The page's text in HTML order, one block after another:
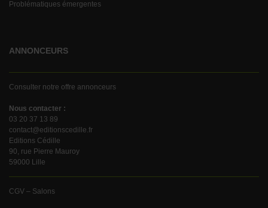
Problématiques émergentes
ANNONCEURS
Consulter notre offre annonceurs
Nous contacter :
03 20 37 13 89
contact@editionscedille.fr
Editions Cédille
90, rue Pierre Mauroy
59000 Lille
CGV – Salons